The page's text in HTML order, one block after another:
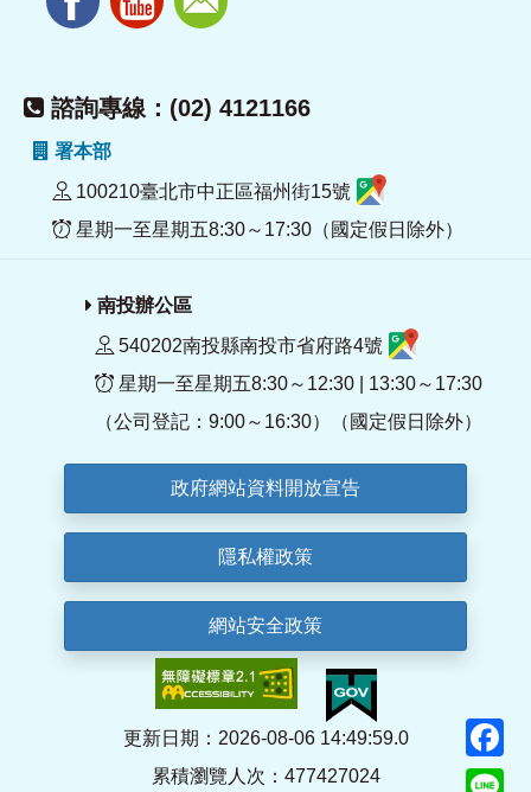
諮詢專線：(02) 4121166
署本部
100210臺北市中正區福州街15號
星期一至星期五8:30～17:30（國定假日除外）
南投辦公區
540202南投縣南投市省府路4號
星期一至星期五8:30～12:30 | 13:30～17:30
（公司登記：9:00～16:30）（國定假日除外）
政府網站資料開放宣告
隱私權政策
網站安全政策
更新日期：2026-08-06 14:49:59.0
累積瀏覽人次：477427024